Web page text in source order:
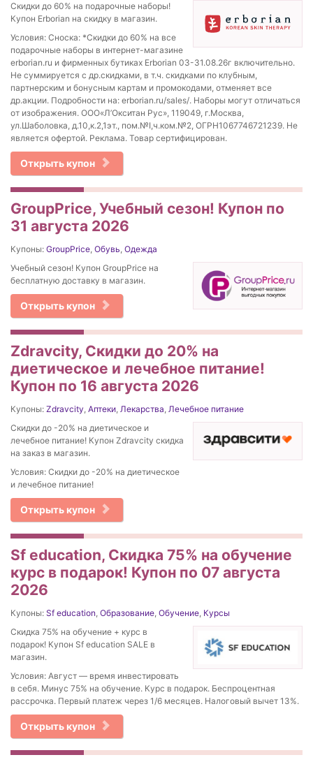
Скидки до 60% на подарочные наборы!
Купон Erborian на скидку в магазин.
Условия: Сноска: *Скидки до 60% на все
подарочные наборы в интернет-магазине
erborian.ru и фирменных бутиках Erborian 03-31.08.26г включительно.
Не суммируется с др.скидками, в т.ч. скидками по клубным,
партнерским и бонусным картам и промокодами, отменяет все
др.акции. Подробности на: erborian.ru/sales/. Наборы могут отличаться
от изображения. ООО«Л’Окситан Рус», 119049, г.Москва,
ул.Шаболовка, д.10,к.2,1эт., пом.№I,ч.ком.№2, ОГРН1067746721239. Не
является офертой. Реклама. Товар сертифицирован.
Открыть купон
GroupPrice, Учебный сезон! Купон по
31 августа 2026
Купоны: GroupPrice, Обувь, Одежда
Учебный сезон! Купон GroupPrice на
бесплатную доставку в магазин.
Открыть купон
Zdravcity, Скидки до 20% на
диетическое и лечебное питание!
Купон по 16 августа 2026
Купоны: Zdravcity, Аптеки, Лекарства, Лечебное питание
Скидки до -20% на диетическое и
лечебное питание! Купон Zdravcity скидка
на заказ в магазин.
Условия: Скидки до -20% на диетическое
и лечебное питание!
Открыть купон
Sf education, Скидка 75% на обучение
курс в подарок! Купон по 07 августа
2026
Купоны: Sf education, Образование, Обучение, Курсы
Скидка 75% на обучение + курс в
подарок! Купон Sf education SALE в
магазин.
Условия: Август — время инвестировать
в себя. Минус 75% на обучение. Курс в подарок. Беспроцентная
рассрочка. Первый платеж через 1/6 месяцев. Налоговый вычет 13%.
Открыть купон